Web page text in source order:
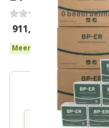
0
€ 911,20 €1.139,00
Meer dan 10 op voorraad